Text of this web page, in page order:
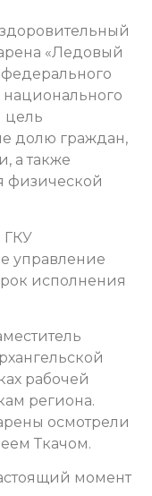
«Ледовый
национального
цель
долю граждан,
а также
физической
ГКУ
управление
исполнения
рабочей
региона.
осмотрели
Ткачом.
момент